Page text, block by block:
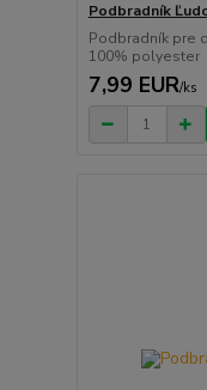
Podbradník
Podbradník pre
100% polyester
7,99 EUR/ks